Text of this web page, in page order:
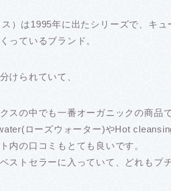
）は1995年に出たシリーズで、キ
っているブランド。
けられていて、
スの中でも一番オーガニックの商品で
ローズウォーター)やHot
内の口コミもとても良いです。
ストセラーに入っていて、どれもプ